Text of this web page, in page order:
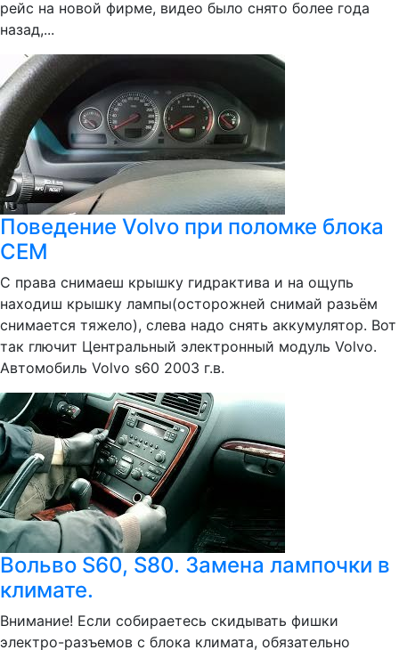
рейс на новой фирме, видео было снято более года
назад,...
Поведение Volvo при поломке блока
CEM
С права снимаеш крышку гидрактива и на ощупь
находиш крышку лампы(осторожней снимай разьём
снимается тяжело), слева надо снять аккумулятор. Вот
так глючит Центральный электронный модуль Volvo.
Автомобиль Volvo s60 2003 г.в.
Вольво S60, S80. Замена лампочки в
климате.
Внимание! Если собираетесь скидывать фишки
электро-разъемов с блока климата, обязательно